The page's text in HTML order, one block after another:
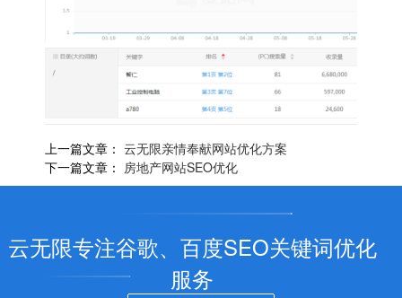
上一篇文章： 云无限亲情奉献网站优化方案
下一篇文章： 房地产网站SEO优化
云无限专注谷歌、百度SEO关键词优化
服务